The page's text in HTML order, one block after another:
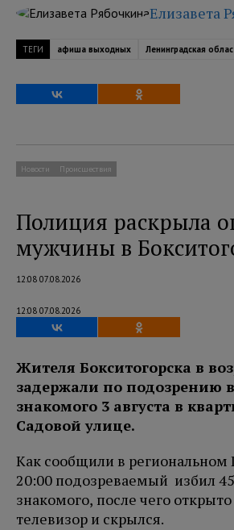
Елизавета
ТЕГИ афиша выходных Ленинградская
Новости Происшествия
Полиция раскрыла
мужчины в
12:08 07.08.2026
12:08 07.08.2026
Жителя Бокситогорска в
задержали по подозрению
знакомого 3 августа в
Садовой улице.
Как сообщили в
20:00 подозреваемый избил
знакомого, после чего
телевизор и скрылся.